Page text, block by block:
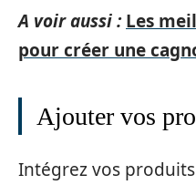
A voir aussi : Les
pour créer une
Ajouter vos
Intégrez vos